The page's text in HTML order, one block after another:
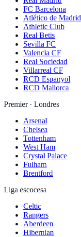
FC Barcelona
Atlético de Madrid
Athletic Club
Real Betis
Sevilla FC
Valencia CF
Real Sociedad
Villarreal CF
RCD Espanyol
RCD Mallorca
Premier · Londres
Arsenal
Chelsea
Tottenham
West Ham
Crystal Palace
Fulham
Brentford
Liga escocesa
Celtic
Rangers
Aberdeen
Hibernian